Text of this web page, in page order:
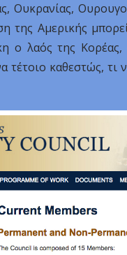
Ουκρανίας,
της Αμερικής
ο λαός της
καθεστώς, τι